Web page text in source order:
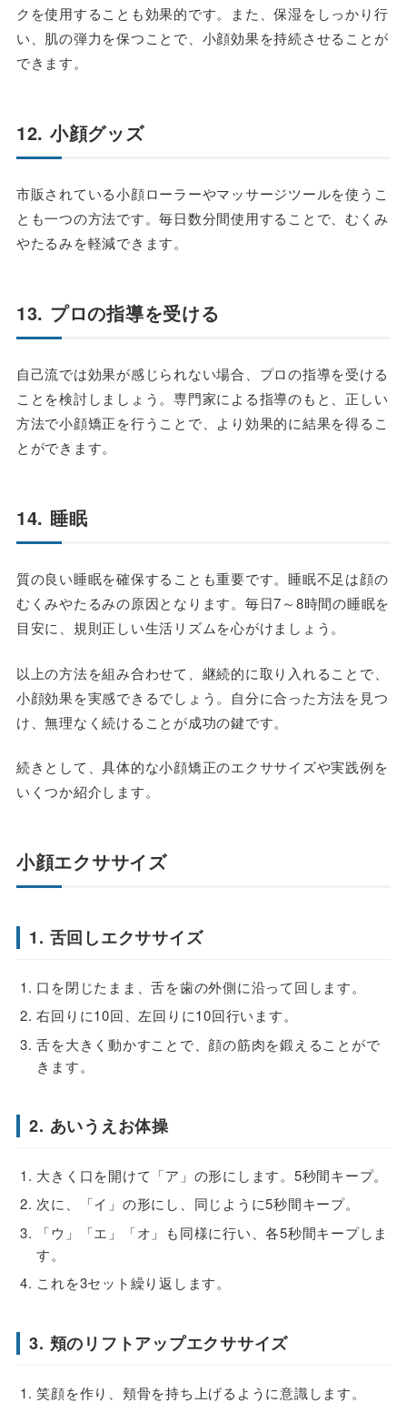
クを使用することも効果的です。また、保湿をしっかり行
い、肌の弾力を保つことで、小顔効果を持続させることが
できます。
12. 小顔グッズ
市販されている小顔ローラーやマッサージツールを使うこ
とも一つの方法です。毎日数分間使用することで、むくみ
やたるみを軽減できます。
13. プロの指導を受ける
自己流では効果が感じられない場合、プロの指導を受ける
ことを検討しましょう。専門家による指導のもと、正しい
方法で小顔矯正を行うことで、より効果的に結果を得るこ
とができます。
14. 睡眠
質の良い睡眠を確保することも重要です。睡眠不足は顔の
むくみやたるみの原因となります。毎日7～8時間の睡眠を
目安に、規則正しい生活リズムを心がけましょう。
以上の方法を組み合わせて、継続的に取り入れることで、
小顔効果を実感できるでしょう。自分に合った方法を見つ
け、無理なく続けることが成功の鍵です。
続きとして、具体的な小顔矯正のエクササイズや実践例を
いくつか紹介します。
小顔エクササイズ
1. 舌回しエクササイズ
口を閉じたまま、舌を歯の外側に沿って回します。
右回りに10回、左回りに10回行います。
舌を大きく動かすことで、顔の筋肉を鍛えることがで
きます。
2. あいうえお体操
大きく口を開けて「ア」の形にします。5秒間キープ。
次に、「イ」の形にし、同じように5秒間キープ。
「ウ」「エ」「オ」も同様に行い、各5秒間キープしま
す。
これを3セット繰り返します。
3. 頬のリフトアップエクササイズ
笑顔を作り、頬骨を持ち上げるように意識します。